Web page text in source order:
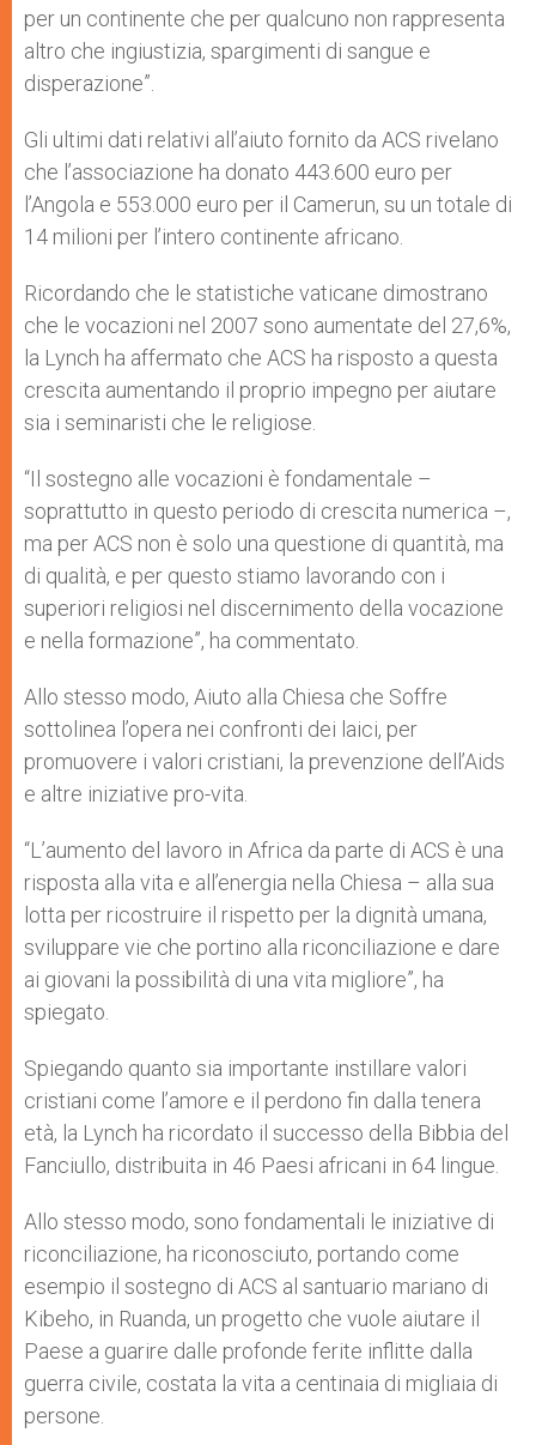
per un continente che per qualcuno non rappresenta
altro che ingiustizia, spargimenti di sangue e
disperazione”.
Gli ultimi dati relativi all’aiuto fornito da ACS rivelano
che l’associazione ha donato 443.600 euro per
l’Angola e 553.000 euro per il Camerun, su un totale di
14 milioni per l’intero continente africano.
Ricordando che le statistiche vaticane dimostrano
che le vocazioni nel 2007 sono aumentate del 27,6%,
la Lynch ha affermato che ACS ha risposto a questa
crescita aumentando il proprio impegno per aiutare
sia i seminaristi che le religiose.
“Il sostegno alle vocazioni è fondamentale –
soprattutto in questo periodo di crescita numerica –,
ma per ACS non è solo una questione di quantità, ma
di qualità, e per questo stiamo lavorando con i
superiori religiosi nel discernimento della vocazione
e nella formazione”, ha commentato.
Allo stesso modo, Aiuto alla Chiesa che Soffre
sottolinea l’opera nei confronti dei laici, per
promuovere i valori cristiani, la prevenzione dell’Aids
e altre iniziative pro-vita.
“L’aumento del lavoro in Africa da parte di ACS è una
risposta alla vita e all’energia nella Chiesa – alla sua
lotta per ricostruire il rispetto per la dignità umana,
sviluppare vie che portino alla riconciliazione e dare
ai giovani la possibilità di una vita migliore”, ha
spiegato.
Spiegando quanto sia importante instillare valori
cristiani come l’amore e il perdono fin dalla tenera
età, la Lynch ha ricordato il successo della Bibbia del
Fanciullo, distribuita in 46 Paesi africani in 64 lingue.
Allo stesso modo, sono fondamentali le iniziative di
riconciliazione, ha riconosciuto, portando come
esempio il sostegno di ACS al santuario mariano di
Kibeho, in Ruanda, un progetto che vuole aiutare il
Paese a guarire dalle profonde ferite inflitte dalla
guerra civile, costata la vita a centinaia di migliaia di
persone.